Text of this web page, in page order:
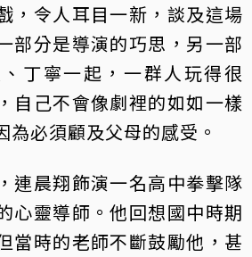
，令人耳目一新，談及這場
部分是導演的巧思，另一部
丁寧一起，一群人玩得很
自己不會像劇裡的如如一樣
為必須顧及父母的感受。
連晨翔飾演一名高中拳擊隊
心靈導師。他回想國中時期
當時的老師不斷鼓勵他，甚